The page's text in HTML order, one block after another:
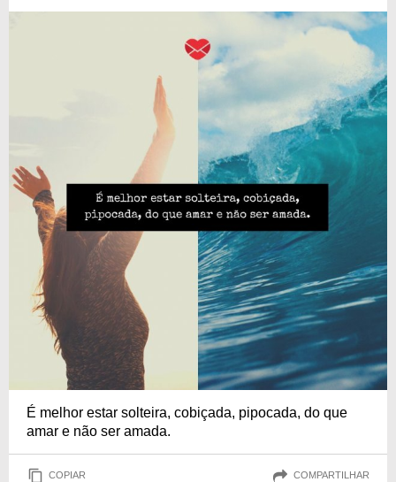
É melhor estar solteira, cobiçada, pipocada, do que
amar e não ser amada.
COPIAR COMPARTILHAR